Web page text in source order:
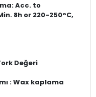
Acc. to
8h or 220-250°C,
Değeri
: Wax kaplama